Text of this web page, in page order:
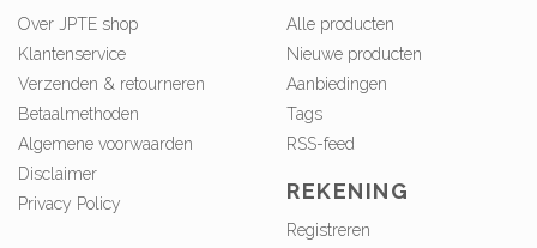
Over JPTE shop
Klantenservice
Verzenden & retourneren
Betaalmethoden
Algemene voorwaarden
Disclaimer
Privacy Policy
Alle producten
Nieuwe producten
Aanbiedingen
Tags
RSS-feed
REKENING
Registreren